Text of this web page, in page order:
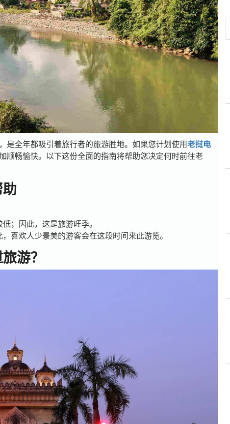
是全年都吸引着旅行者的旅游胜地。如果您计划使用老挝电
顺畅愉快。以下这份全面的指南将帮助您决定何时前往老
；因此，这是旅游旺季。
喜欢人少景美的游客会在这段时间来此游览。
游？